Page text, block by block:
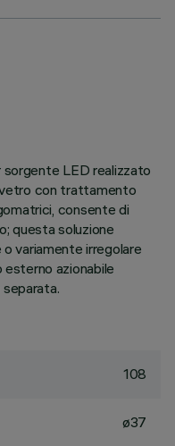
LED realizzato
con trattamento
consente di
questa soluzione
variamente irregolare
azionabile
108
ø37